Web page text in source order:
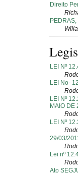
Direito
PEDRAS,
LEI Nº
LEI No-
LEI Nº
MAIO DE
LEI Nº
29/03/
Lei nº
Ato